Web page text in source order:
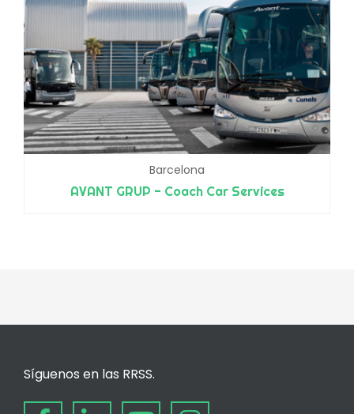
Barcelona
AVANT GRUP - Coach Car Services
Síguenos en las RRSS.